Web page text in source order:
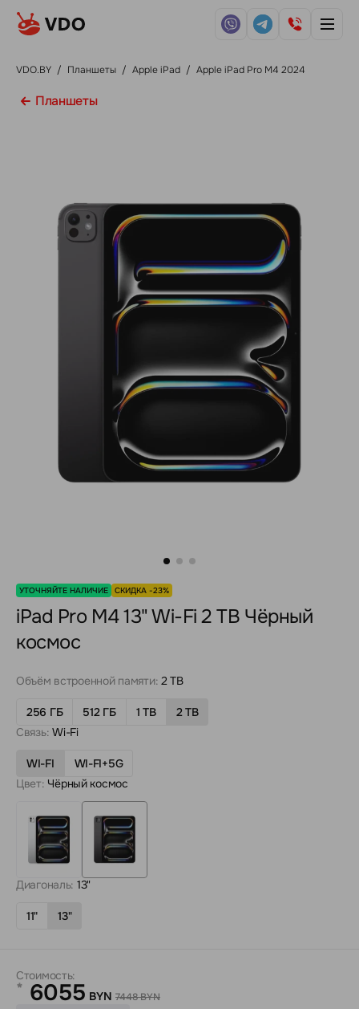
VDO.BY / Планшеты / Apple iPad / Apple iPad Pro M4 2024
Планшеты
УТОЧНЯЙТЕ НАЛИЧИЕ СКИДКА -23%
iPad Pro M4 13" Wi-Fi 2 TB Чёрный
космос
Объём встроенной памяти: 2 TB
256 ГБ 512 ГБ 1 TB
2 TB
Связь: Wi-Fi
WI-FI
WI-FI+5G
Цвет: Чёрный космос
Диагональ: 13"
11" 13"
Стоимость:
* 6055 BYN 7448 BYN